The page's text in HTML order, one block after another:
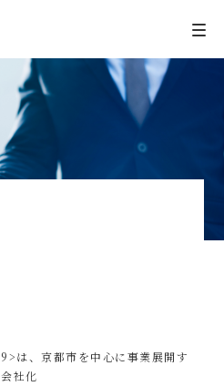
は、京都市を中心に事業展開す
社化